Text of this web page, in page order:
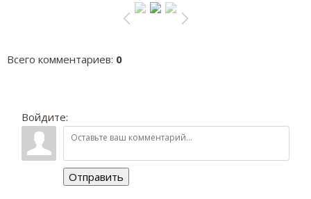
Всего комментариев: 0
Войдите:
Отправить